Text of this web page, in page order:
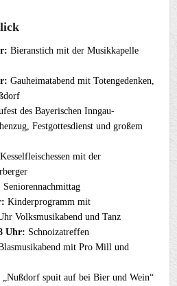
Bieranstich mit der Musikkapelle
Gauheimatabend mit Totengedenken,
des Bayerischen Inngau-
Festgottesdienst und großem
Kesselfleischessen mit der
Seniorennachmittag
Kinderprogramm mit
Volksmusikabend und Tanz
Uhr: Schnoizatreffen
mit Pro Mill und
„Nußdorf spuit auf bei Bier und Wein“